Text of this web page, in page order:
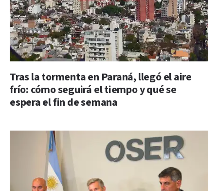
Tras la tormenta en Paraná, llegó el aire
frío: cómo seguirá el tiempo y qué se
espera el fin de semana